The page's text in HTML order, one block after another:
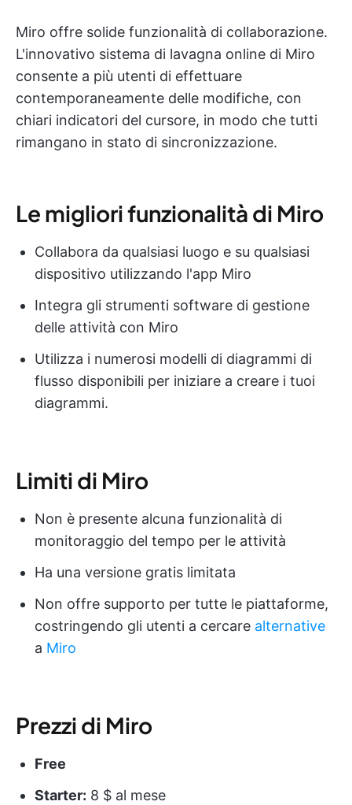
Miro offre solide funzionalità di collaborazione.
L'innovativo sistema di lavagna online di Miro
consente a più utenti di effettuare
contemporaneamente delle modifiche, con
chiari indicatori del cursore, in modo che tutti
rimangano in stato di sincronizzazione.
Le migliori funzionalità di Miro
Collabora da qualsiasi luogo e su qualsiasi
dispositivo utilizzando l'app Miro
Integra gli strumenti software di gestione
delle attività con Miro
Utilizza i numerosi modelli di diagrammi di
flusso disponibili per iniziare a creare i tuoi
diagrammi.
Limiti di Miro
Non è presente alcuna funzionalità di
monitoraggio del tempo per le attività
Ha una versione gratis limitata
Non offre supporto per tutte le piattaforme,
costringendo gli utenti a cercare alternative
a Miro
Prezzi di Miro
Free
Starter: 8 $ al mese